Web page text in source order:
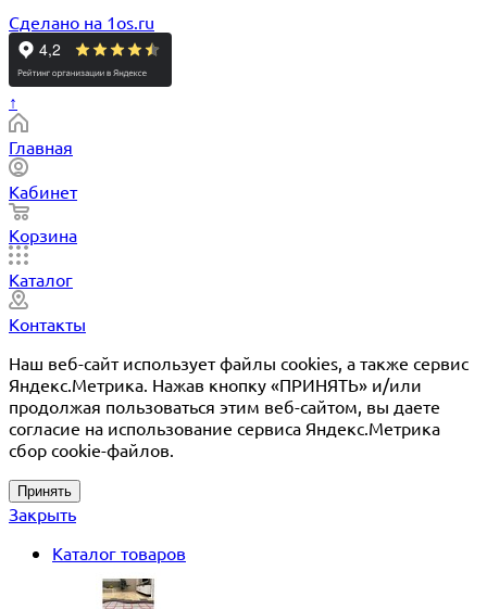
Сделано на 1os.ru
↑
Главная
Кабинет
Корзина
Каталог
Контакты
Наш веб-сайт использует файлы cookies, а также сервис
Яндекс.Метрика. Нажав кнопку «ПРИНЯТЬ» и/или
продолжая пользоваться этим веб-сайтом, вы даете
согласие на использование сервиса Яндекс.Метрика
сбор cookie-файлов.
Принять
Закрыть
Каталог товаров